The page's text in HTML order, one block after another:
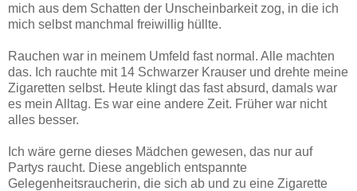
mich aus dem Schatten der Unscheinbarkeit zog, in die ich
mich selbst manchmal freiwillig hüllte.
Rauchen war in meinem Umfeld fast normal. Alle machten
das. Ich rauchte mit 14 Schwarzer Krauser und drehte meine
Zigaretten selbst. Heute klingt das fast absurd, damals war
es mein Alltag. Es war eine andere Zeit. Früher war nicht
alles besser.
Ich wäre gerne dieses Mädchen gewesen, das nur auf
Partys raucht. Diese angeblich entspannte
Gelegenheitsraucherin, die sich ab und zu eine Zigarette